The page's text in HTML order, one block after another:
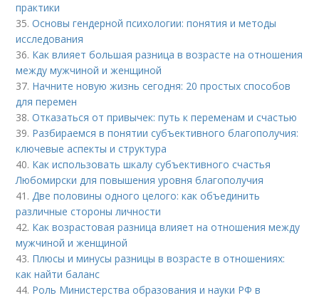
практики
35.Основы гендерной психологии: понятия и методы
исследования
36. Как влияет большая разница в возрасте на отношения
между мужчиной и женщиной
37. Начните новую жизнь сегодня: 20 простых способов
для перемен
38.Отказаться от привычек: путь к переменам и счастью
39. Разбираемся в понятии субъективного благополучия:
ключевые аспекты и структура
40. Как использовать шкалу субъективного счастья
Любомирски для повышения уровня благополучия
41.Две половины одного целого: как объединить
различные стороны личности
42. Как возрастовая разница влияет на отношения между
мужчиной и женщиной
43. Плюсы и минусы разницы в возрасте в отношениях:
как найти баланс
44. Роль Министерства образования и науки РФ в